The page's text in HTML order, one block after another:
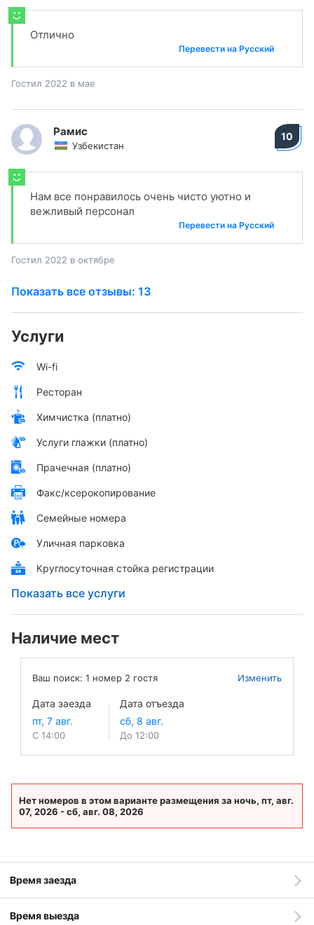
Отлично
Перевести на Русский
Гостил 2022 в мае
Рамис
Узбекистан
10
Нам все понравилось очень чисто уютно и
вежливый персонал
Перевести на Русский
Гостил 2022 в октябре
Показать все отзывы: 13
Услуги
Wi-fi
Ресторан
Химчистка (платно)
Услуги глажки (платно)
Прачечная (платно)
Факс/ксерокопирование
Семейные номера
Уличная парковка
Круглосуточная стойка регистрации
Показать все услуги
Наличие мест
Ваш поиск: 1 номер 2 гостя Изменить
Дата заезда
С 14:00
Дата отъезда
До 12:00
Нет номеров в этом варианте размещения за ночь, пт, авг.
07, 2026 - сб, авг. 08, 2026
Время заезда
Время выезда